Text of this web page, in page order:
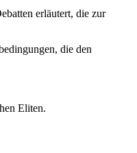
erläutert, die zur
die den
Eliten.